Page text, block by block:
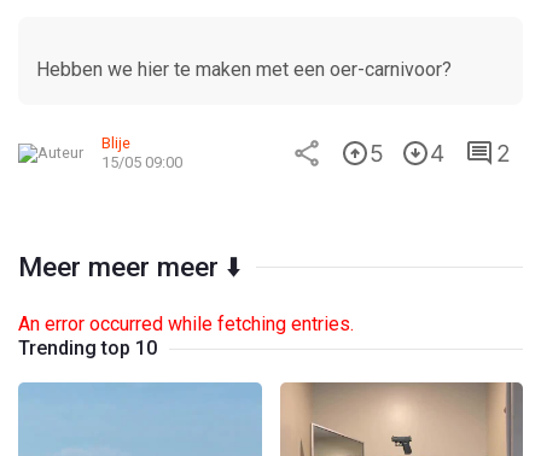
Hebben we hier te maken met een oer-carnivoor?
Blije
15/05 09:00
5 4 2
Meer meer meer ⬇️
An error occurred while fetching entries.
Trending top 10